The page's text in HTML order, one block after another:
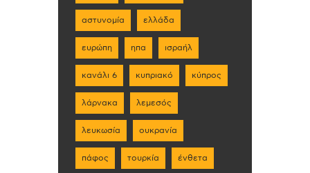
αστυνομία ελλάδα
ευρώπη ηπα ισραήλ
κανάλι 6 κυπριακό κύπρος
λάρνακα λεμεσός
λευκωσία ουκρανία
πάφος τουρκία ένθετα